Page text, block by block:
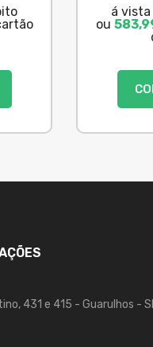
á vista
ou
431 e 415 - Guarulhos -